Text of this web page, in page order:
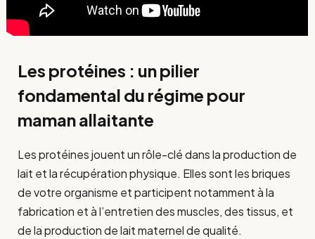
Les protéines : un pilier
fondamental du régime pour
maman allaitante
Les protéines jouent un rôle-clé dans la production de
lait et la récupération physique. Elles sont les briques
de votre organisme et participent notamment à la
fabrication et à l’entretien des muscles, des tissus, et
de la production de lait maternel de qualité.